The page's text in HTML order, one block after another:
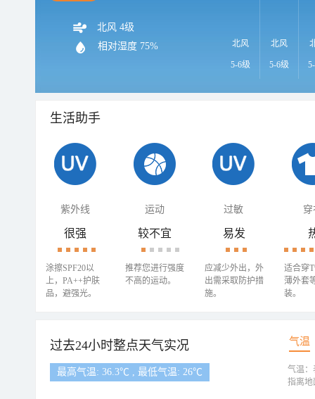
北风 4级
相对湿度 75% 北风
5-6级
北风
5-6级
生活助手
紫外线 运动 过敏 穿
很强
涂擦SPF20以
上，PA++护肤
品，避强光。
较不宜
推荐您进行强度
不高的运动。
易发
应减少外出，外
出需采取防护措
施。
适合穿
薄外套
装。
过去24小时整点天气实况 气温
最高气温: 36.3℃ , 最低气温: 26℃
气温：
指离地